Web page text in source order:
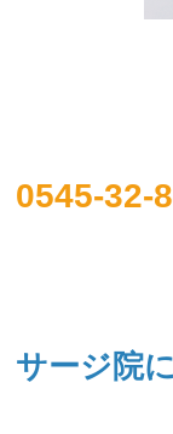
0545-32-
サージ院に
ご